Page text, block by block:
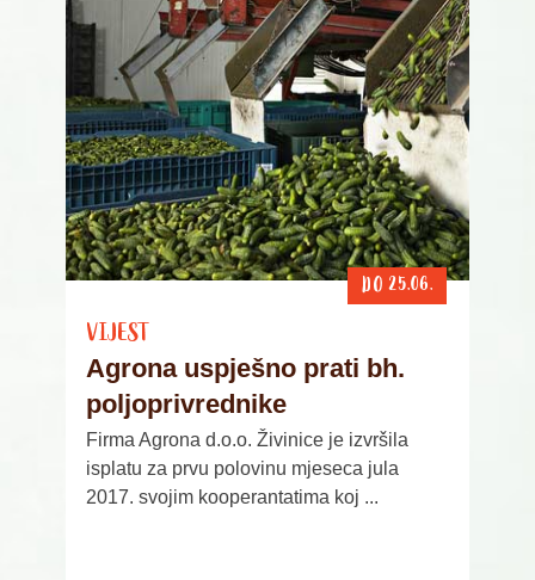
DO 25.06.
VIJEST
Agrona uspješno prati bh.
poljoprivrednike
Firma Agrona d.o.o. Živinice je izvršila
isplatu za prvu polovinu mjeseca jula
2017. svojim kooperantatima koj ...